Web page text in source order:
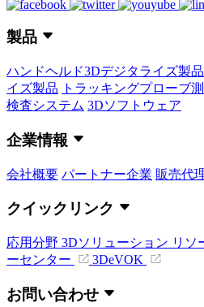
製品
ハンドヘルド3Dデジタライズ製品
イズ製品
トラッキングプローブ
検査システム 3Dソフトウェア
企業情報
会社概要 パートナー企業 販売代
クイックリンク
応用分野 3Dソリューション リソ
ーセンター
3DeVOK
お問い合わせ